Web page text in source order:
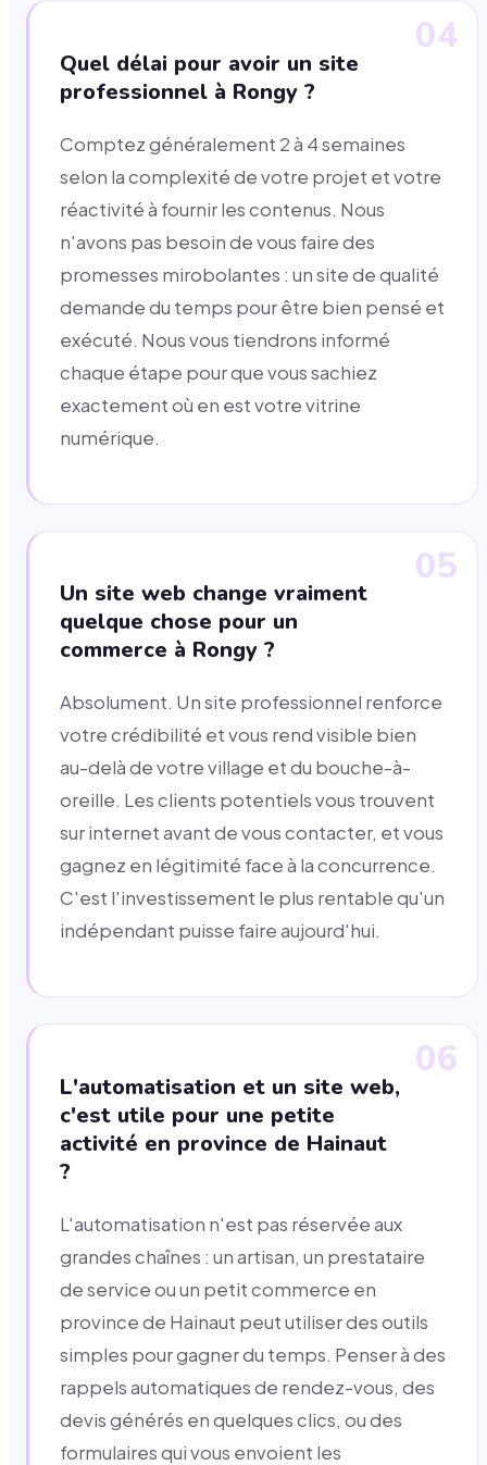
04
Quel délai pour avoir un site
professionnel à Rongy ?
Comptez généralement 2 à 4 semaines
selon la complexité de votre projet et votre
réactivité à fournir les contenus. Nous
n'avons pas besoin de vous faire des
promesses mirobolantes : un site de qualité
demande du temps pour être bien pensé et
exécuté. Nous vous tiendrons informé
chaque étape pour que vous sachiez
exactement où en est votre vitrine
numérique.
05
Un site web change vraiment
quelque chose pour un
commerce à Rongy ?
Absolument. Un site professionnel renforce
votre crédibilité et vous rend visible bien
au-delà de votre village et du bouche-à-
oreille. Les clients potentiels vous trouvent
sur internet avant de vous contacter, et vous
gagnez en légitimité face à la concurrence.
C'est l'investissement le plus rentable qu'un
indépendant puisse faire aujourd'hui.
06
L'automatisation et un site web,
c'est utile pour une petite
activité en province de Hainaut
?
L'automatisation n'est pas réservée aux
grandes chaînes : un artisan, un prestataire
de service ou un petit commerce en
province de Hainaut peut utiliser des outils
simples pour gagner du temps. Penser à des
rappels automatiques de rendez-vous, des
devis générés en quelques clics, ou des
formulaires qui vous envoient les